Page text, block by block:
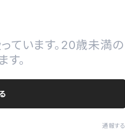
ています。20歳未満の
。
通報する